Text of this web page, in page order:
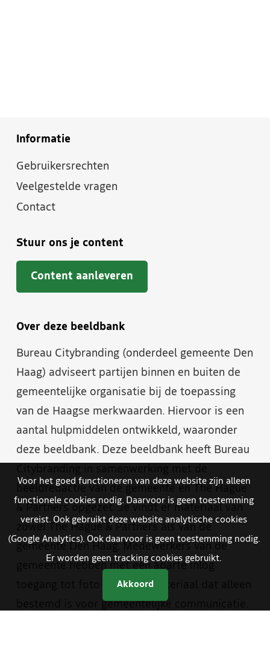
Informatie
Gebruikersrechten
Veelgestelde vragen
Contact
Stuur ons je content
Content aanleveren
Over deze beeldbank
Bureau Citybranding (onderdeel gemeente Den
Haag) adviseert partijen binnen en buiten de
gemeentelijke organisatie bij de toepassing
van de Haagse merkwaarden. Hiervoor is een
aantal hulpmiddelen ontwikkeld, waaronder
deze beeldbank. Deze beeldbank heeft Bureau
beeldredactie van de gemeente en The Hague
& Partners opgezet. Je vindt er materiaal van
zowel The Hague & Partners als van de
gemeente Den Haag. Medewerkers van de
gemeente hebben met een aparte inlog
toegang tot foto- en videomateriaal dat alleen
Voor het goed functioneren van deze website zijn alleen
functionele cookies nodig. Daarvoor is geen toestemming
vereist. Ook gebruikt deze website analytische cookies
(Google Analytics). Ook daarvoor is geen toestemming nodig.
Er worden geen tracking cookies gebruikt.
Akkoord